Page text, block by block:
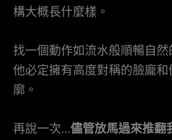
構大概長什麼樣。
找一個動作如流水般順暢自
他必定擁有高度對稱的臉龐
廓。
再說一次…儘管放馬過來推翻